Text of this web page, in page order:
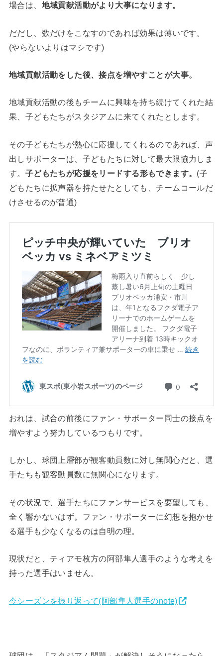
場合は、 地域貢献活動がより大事になります。
だだし、数だけをこなすのであれば効果は薄いです。
(やらないよりはマシです)
地域貢献活動をした後、接点を増やすことが大事。
地域貢献活動の後もチームに興味を持ち続けてくれた結
果、子どもたちがスタジアムに来てくれたとします。
その子どもたちが熱心に応援してくれるのであれば、声
出しサポーターは、子どもたちに対して最大限協力しま
す。 子どもたちが応援をリードする形もできます。 (子
どもたちに拡声器を持たせたとしても、チームコールだ
けさせるのが普通)
おれは、試合の前後にファン・サポーター同士の接点を
増やすよう努力しているつもりです。
しかし、球団上層部が観客動員数に対し無関心だと、選
手たちも観客動員数に無関心になります。
その状況で、選手たちにファンサービスを要望しても、
全く響かないはず。ファン・サポーターに幻想を抱かせ
る選手も少なくなるのは自明の理。
現状だと、ティアモ枚方の阿部隼人選手のような考えを
持った選手はいません。
今シーズンを振り返って(阿部隼人選手のnote)